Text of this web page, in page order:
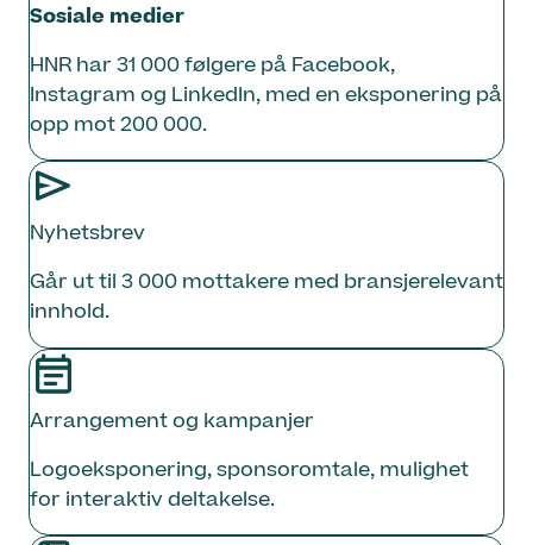
Sosiale medier
HNR har 31 000 følgere på Facebook,
Instagram og LinkedIn, med en eksponering på
opp mot 200 000.
Nyhetsbrev
Går ut til 3 000 mottakere med bransjerelevant
innhold.
Arrangement og kampanjer
Logoeksponering, sponsoromtale, mulighet
for interaktiv deltakelse.